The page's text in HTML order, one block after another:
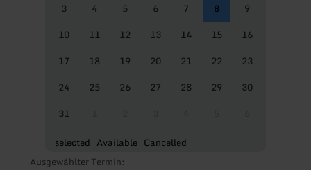
3
4 5 6 7 8
9
10
11 12 13 14 15
16
17
18 19 20 21 22
23
24
25 26 27 28 29
30
31
selected Available Cancelled
Ausgewählter Termin: